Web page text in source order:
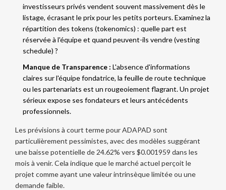
investisseurs privés vendent souvent massivement dès le
listage, écrasant le prix pour les petits porteurs. Examinez la
répartition des tokens (tokenomics) : quelle part est
réservée à l'équipe et quand peuvent-ils vendre (vesting
schedule) ?
Manque de Transparence : L'absence d'informations
claires sur l'équipe fondatrice, la feuille de route technique
ou les partenariats est un rougeoiement flagrant. Un projet
sérieux expose ses fondateurs et leurs antécédents
professionnels.
Les prévisions à court terme pour ADAPAD sont
particulièrement pessimistes, avec des modèles suggérant
une baisse potentielle de 24.62% vers $0.001959 dans les
mois à venir. Cela indique que le marché actuel perçoit le
projet comme ayant une valeur intrinsèque limitée ou une
demande faible.